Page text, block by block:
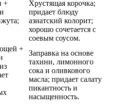
+
Хрустящая корочка;
придает блюду
азиатский колорит;
хорошо сочетается с
соевым соусом.
+
Заправка на основе
тахини, лимонного
сока и оливкового
масла; придает салату
пикантность и
насыщенность.